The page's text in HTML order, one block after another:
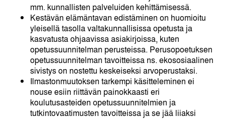
mm. kunnallisten palveluiden kehittämisessä.
Kestävän elämäntavan edistäminen on huomioitu
yleisellä tasolla valtakunnallisissa opetusta ja
kasvatusta ohjaavissa asiakirjoissa, kuten
opetussuunnitelman perusteissa. Perusopoetuksen
opetussuunnitelman tavoitteissa ns. ekososiaalinen
sivistys on nostettu keskeiseksi arvoperustaksi.
Ilmastonmuutoksen tarkempi käsitteleminen ei
nouse esiin riittävän painokkaasti eri
koulutusasteiden opetussuunnitelmien ja
tutkintovaatimusten tavoitteissa ja se jää liiaksi